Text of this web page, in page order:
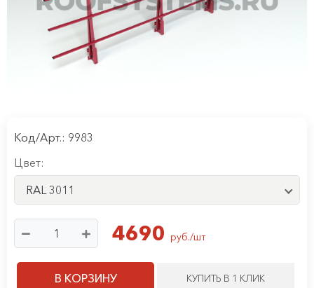
Код/Арт.: 9983
Цвет:
RAL 3011
4690 руб./шт
В КОРЗИНУ КУПИТЬ В 1 КЛИК